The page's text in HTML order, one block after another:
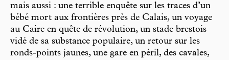
mais aussi : une terrible enquête sur les traces d’un
bébé mort aux frontières près de Calais, un voyage
au Caire en quête de révolution, un stade brestois
vidé de sa substance populaire, un retour sur les
ronds-points jaunes, une gare en péril, des cavales,